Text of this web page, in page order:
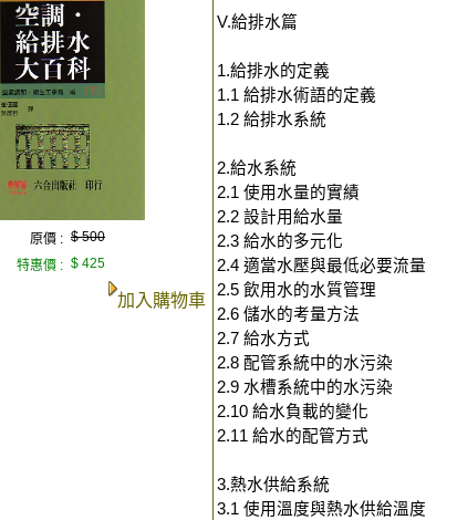
原價 : $ 500
特惠價 : $ 425
加入購物車
V.給排水篇
1.給排水的定義
1.1 給排水術語的定義
1.2 給排水系統
2.給水系統
2.1 使用水量的實績
2.2 設計用給水量
2.3 給水的多元化
2.4 適當水壓與最低必要流量
2.5 飲用水的水質管理
2.6 儲水的考量方法
2.7 給水方式
2.8 配管系統中的水污染
2.9 水槽系統中的水污染
2.10 給水負載的變化
2.11 給水的配管方式
3.熱水供給系統
3.1 使用溫度與熱水供給溫度